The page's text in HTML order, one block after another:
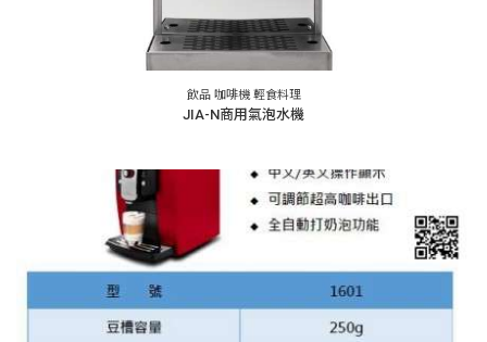
飲品 咖啡機 輕食料理
JIA-N商用氣泡水機